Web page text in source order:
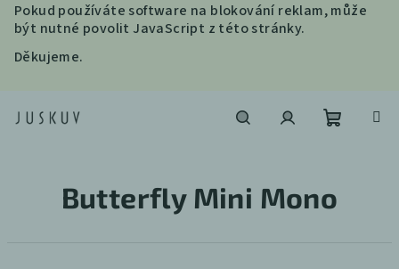
Pokud používáte software na blokování reklam, může
být nutné povolit JavaScript z této stránky.
Děkujeme.
košík
Butterfly Mini Mono